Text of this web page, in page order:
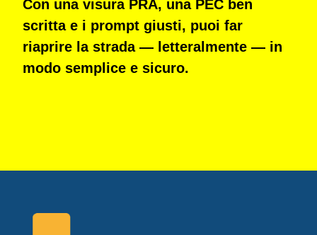
Con una visura PRA, una PEC ben
scrittae i prompt giusti, puoi far
riaprire la strada — letteralmente — in
modo semplice e sicuro.